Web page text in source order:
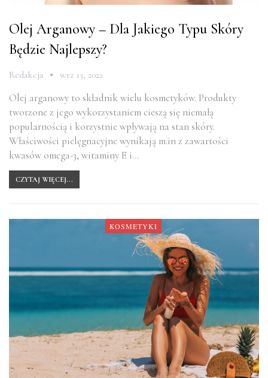
Olej Arganowy – Dla Jakiego Typu Skóry
Będzie Najlepszy?
Redakcja wrz 13, 2022
Olej arganowy to składnik wielu kosmetyków. Produkty
tworzone z jego wykorzystaniem cieszą się niemałą
popularnością i korzystnie wpływają na stan skóry.
Właściwości pielęgnacyjne wynikają m.in z zawartości
kwasów omega-3, witaminy E i…
CZYTAJ WIĘCEJ...
KOSMETYKI